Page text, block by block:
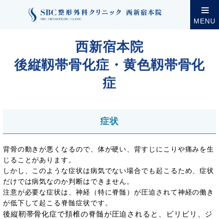
MENU
クリニック案内 西新宿本院の診療・設
西新宿本院
後縦靱帯骨化症・黄色靱帯骨化
症
症状
背骨の動きが悪くなるので、体が硬い、背すじにこりや痛みを生
じることがあります。
しかし、このような症状は病気でない場合でも起こるため、症状
だけでは病気なのか判断はできません。
注意が必要な症状は、神経（特に脊髄）が圧迫されて神経の働き
が低下して起こる脊髄症状です。
後縦靭帯骨化症で頚椎の脊髄が圧迫されると、ビリビリ、ジ